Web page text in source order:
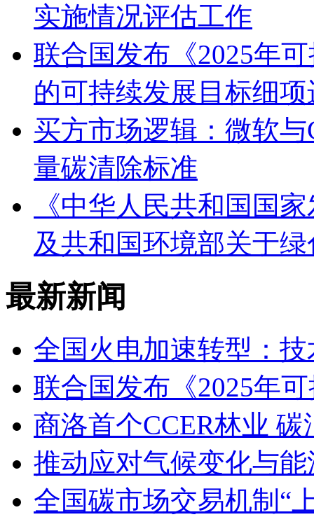
实施情况评估工作
联合国发布《2025年
的可持续发展目标细
买方市场逻辑：微软与
量碳清除标准
《中华人民共和国国
及共和国环境部关于
最新新闻
全国火电加速转型：
联合国发布《2025年
商洛首个CCER林业
推动应对气候变化与
全国碳市场交易机制“